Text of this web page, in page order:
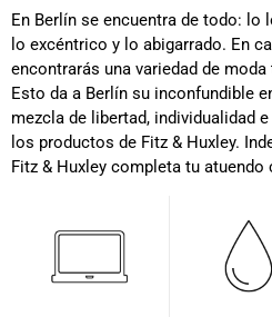
En Berlín se encuentra de todo:
lo excéntrico y lo abigarrado. En
encontrarás una variedad de
Esto da a Berlín su inconfundible
mezcla de libertad, individualidad
los productos de Fitz & Huxley.
Fitz & Huxley completa tu atuendo